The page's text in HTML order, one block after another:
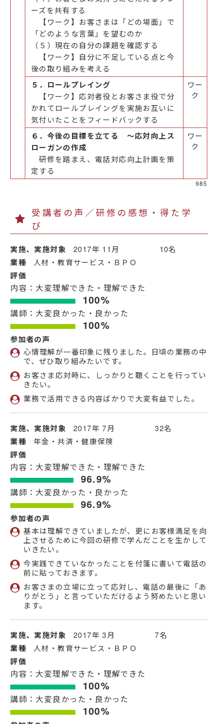
ーズを共有する
【ワーク】お客さまは「どの場面」で
「どのような言葉」を望むのか
（５）現在の自分の課題を確認する
【ワーク】自分に不足している点と今
後の取り組みを考える
５．ロールプレイング
【ワーク】応対者役とお客さま役で分
かれてロールプレイングを実施お互いに
気付いたことをフィードバックする
ワー
ク
６．今後の目標を立てる ～応対向上ス
ローガンの作成
研修を踏まえ、電話対応向上計画を策
定する
ワー
ク
985
受講者の声／研修の感想・得た学
び
実施、実施対象 2017年 11月 10名
業種 人材・教育サービス・ＢＰＯ
評価
内容：大変理解できた・理解できた
100%
講師：大変良かった・良かった
100%
参加者の声
心情理解が一番印象に残りました。日頃の業務の中
で、ぜひ取り組みたいです。
お客さま応対時に、しっかりと聴くことを行ってい
きたい。
業務で活用できる内容ばかりで大変有益でした。
実施、実施対象 2017年 7月 32名
業種 年金・共済・健康保険
評価
内容：大変理解できた・理解できた
96.9%
講師：大変良かった・良かった
96.9%
参加者の声
基本は理解できていましたが、更にお客様満足を向
上させるために今回の研修で学んだことを生かして
いきたい。
今実践できていなかったことを付箋に書いて電話の
前に貼っておきます。
お客さまの立場に立って応対し、電話の最後に「あ
りがとう」と言っていただけるよう努めたいと思い
ます。
実施、実施対象 2017年 3月 7名
業種 人材・教育サービス・ＢＰＯ
評価
内容：大変理解できた・理解できた
100%
講師：大変良かった・良かった
100%